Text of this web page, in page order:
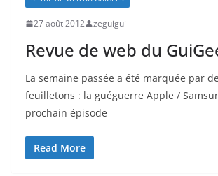
27 août 2012 zeguigui
Revue de web du
La semaine passée a été marquée par
feuilletons : la guéguerre Apple /
prochain épisode
Read More